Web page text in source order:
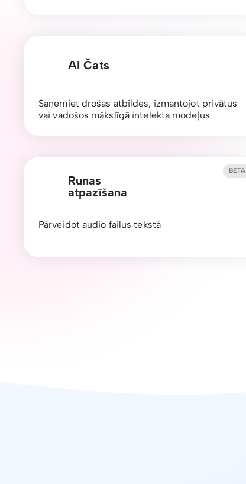
AI Čats
Saņemiet drošas atbildes, izmantojot privātus
vai vadošos mākslīgā intelekta modeļus
Runas
atpazīšana
Pārveidot audio failus tekstā
BETA